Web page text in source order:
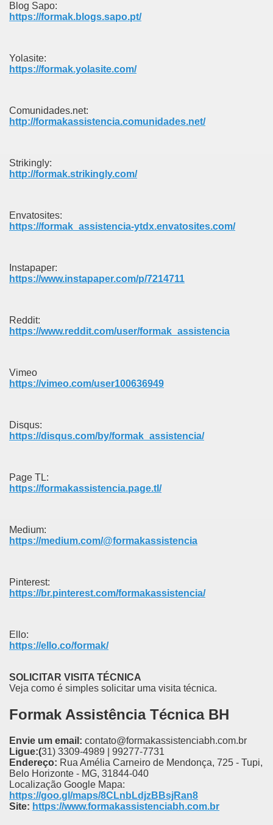
Blog Sapo:
https://formak.blogs.sapo.pt/
Yolasite:
https://formak.yolasite.com/
Comunidades.net:
http://formakassistencia.comunidades.net/
Strikingly:
http://formak.strikingly.com/
Envatosites:
https://formak_assistencia-ytdx.envatosites.com/
Instapaper:
https://www.instapaper.com/p/7214711
Reddit:
https://www.reddit.com/user/formak_assistencia
Vimeo
https://vimeo.com/user100636949
Disqus:
https://disqus.com/by/formak_assistencia/
Page TL:
https://formakassistencia.page.tl/
Medium:
https://medium.com/@formakassistencia
Pinterest:
https://br.pinterest.com/formakassistencia/
Ello:
https://ello.co/formak/
SOLICITAR VISITA TÉCNICA
Veja como é simples solicitar uma visita técnica.
Formak Assistência Técnica BH
Envie um email: contato@formakassistenciabh.com.br
Ligue:(31) 3309-4989 | 99277-7731
Endereço: Rua Amélia Carneiro de Mendonça, 725 - Tupi,
Belo Horizonte - MG, 31844-040
Localização Google Mapa:
https://goo.gl/maps/8CLnbLdjzBBsjRan8
Site: https://www.formakassistenciabh.com.br